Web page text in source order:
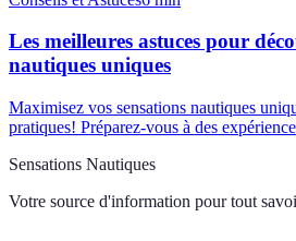
Les meilleures astuces pour
nautiques uniques
Maximisez vos sensations nautiques
pratiques! Préparez-vous à des
Sensations Nautiques
Votre source d'information pour tout